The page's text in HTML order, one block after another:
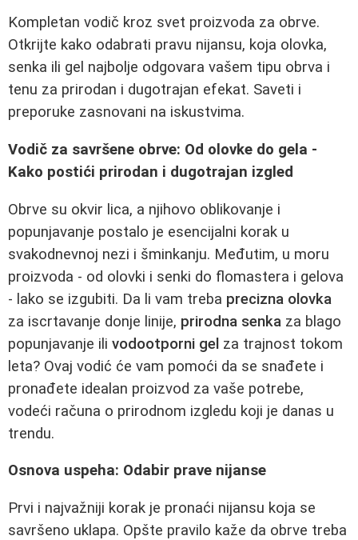
Kompletan vodič kroz svet proizvoda za obrve.
Otkrijte kako odabrati pravu nijansu, koja olovka,
senka ili gel najbolje odgovara vašem tipu obrva i
tenu za prirodan i dugotrajan efekat. Saveti i
preporuke zasnovani na iskustvima.
Vodič za savršene obrve: Od olovke do gela -
Kako postići prirodan i dugotrajan izgled
Obrve su okvir lica, a njihovo oblikovanje i
popunjavanje postalo je esencijalni korak u
svakodnevnoj nezi i šminkanju. Međutim, u moru
proizvoda - od olovki i senki do flomastera i gelova
- lako se izgubiti. Da li vam treba precizna olovka
za iscrtavanje donje linije, prirodna senka za blago
popunjavanje ili vodootporni gel za trajnost tokom
leta? Ovaj vodić će vam pomoći da se snađete i
pronađete idealan proizvod za vaše potrebe,
vodeći računa o prirodnom izgledu koji je danas u
trendu.
Osnova uspeha: Odabir prave nijanse
Prvi i najvažniji korak je pronaći nijansu koja se
savršeno uklapa. Opšte pravilo kaže da obrve treba